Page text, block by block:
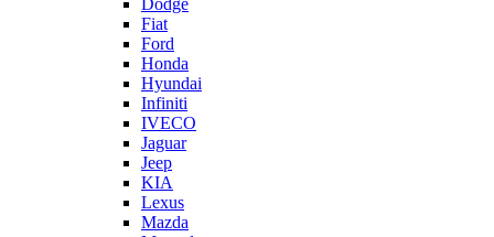
Dodge
Fiat
Ford
Honda
Hyundai
Infiniti
IVECO
Jaguar
Jeep
KIA
Lexus
Mazda